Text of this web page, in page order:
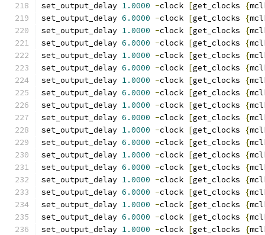
set_output_delay 1.0000 -clock [get_clocks {
set_output_delay 6.0000 -clock [get_clocks {
set_output_delay 1.0000 -clock [get_clocks {
set_output_delay 6.0000 -clock [get_clocks {
set_output_delay 1.0000 -clock [get_clocks {
set_output_delay 6.0000 -clock [get_clocks {
set_output_delay 1.0000 -clock [get_clocks {
set_output_delay 6.0000 -clock [get_clocks {
set_output_delay 1.0000 -clock [get_clocks {
set_output_delay 6.0000 -clock [get_clocks {
set_output_delay 1.0000 -clock [get_clocks {
set_output_delay 6.0000 -clock [get_clocks {
set_output_delay 1.0000 -clock [get_clocks {
set_output_delay 6.0000 -clock [get_clocks {
set_output_delay 1.0000 -clock [get_clocks {
set_output_delay 6.0000 -clock [get_clocks {
set_output_delay 1.0000 -clock [get_clocks {
set_output_delay 6.0000 -clock [get_clocks {
set_output_delay 1.0000 -clock [get_clocks {